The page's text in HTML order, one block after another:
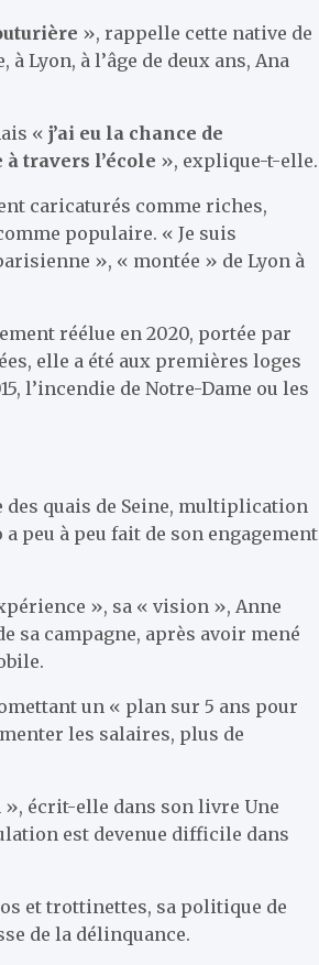
», rappelle cette native de
Lyon, à l’âge de deux ans, Ana
« j’ai eu la chance de
travers l’école », explique-t-elle.
caricaturés comme riches,
populaire. « Je suis
», « montée » de Lyon à
réélue en 2020, portée par
elle a été aux premières loges
l’incendie de Notre-Dame ou les
quais de Seine, multiplication
peu à peu fait de son engagement
», sa « vision », Anne
sa campagne, après avoir mené
un « plan sur 5 ans pour
les salaires, plus de
», écrit-elle dans son livre Une
est devenue difficile dans
et trottinettes, sa politique de
de la délinquance.